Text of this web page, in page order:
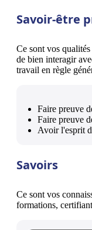
Savoir-être
Ce sont vos
de bien interagir
travail en règle
Faire preuve
Faire preuve
Avoir l'esprit
Savoirs
Ce sont vos
formations,